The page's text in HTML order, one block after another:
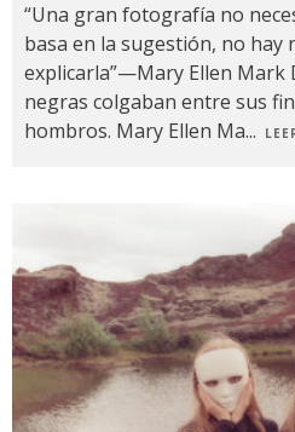
“Una gran fotografía no
basa en la sugestión, no hay
explicarla”—Mary Ellen Mark
negras colgaban entre sus
hombros. Mary Ellen Ma...